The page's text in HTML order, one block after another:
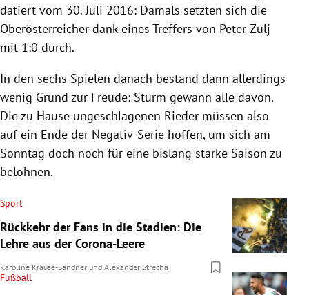
datiert vom 30. Juli 2016: Damals setzten sich die
Oberösterreicher dank eines Treffers von Peter Zulj
mit 1:0 durch.
In den sechs Spielen danach bestand dann allerdings
wenig Grund zur Freude: Sturm gewann alle davon.
Die zu Hause ungeschlagenen Rieder müssen also
auf ein Ende der Negativ-Serie hoffen, um sich am
Sonntag doch noch für eine bislang starke Saison zu
belohnen.
Sport
Rückkehr der Fans in die Stadien: Die
Lehre aus der Corona-Leere
Karoline Krause-Sandner und Alexander Strecha
Fußball